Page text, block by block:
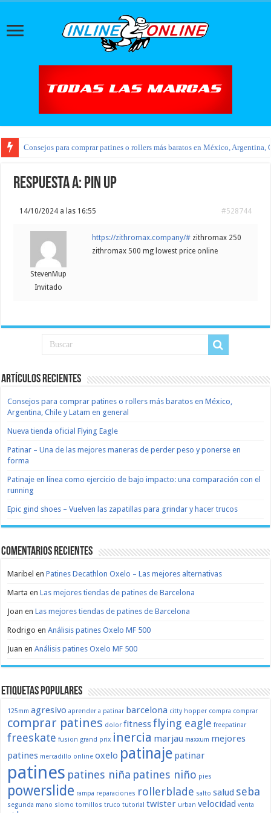
Consejos para comprar patines o rollers más baratos en México, Argentina,
Respuesta a: pin up
14/10/2024 a las 16:55 #528744
StevenMup
Invitado
https://zithromax.company/# zithromax 250
zithromax 500 mg lowest price online
Artículos recientes
Consejos para comprar patines o rollers más baratos en México,
Argentina, Chile y Latam en general
Nueva tienda oficial Flying Eagle
Patinar – Una de las mejores maneras de perder peso y ponerse en
forma
Patinaje en línea como ejercicio de bajo impacto: una comparación con el
running
Epic gind shoes – Vuelven las zapatillas para grindar y hacer trucos
Comentarios recientes
Maribel enPatines Decathlon Oxelo – Las mejores alternativas
Marta enLas mejores tiendas de patines de Barcelona
Joan enLas mejores tiendas de patines de Barcelona
Rodrigo enAnálisis patines Oxelo MF 500
Juan enAnálisis patines Oxelo MF 500
Etiquetas populares
125mm agresivo aprender a patinar barcelona citty hopper compra comprar
comprar patines dolor fitnessflying eagle freepatinar
freeskate fusion grand prix inercia marjau maxxum mejores
patines mercadillo online oxelo patinaje patinar
patines patines niña patines niño pies
powerslide rampa reparaciones rollerblade salto salud seba
segunda mano slomo tornillos truco tutorial twister urban velocidad venta